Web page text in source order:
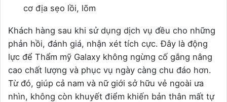
cơ địa sẹo lồi, lõm
Khách hàng sau khi sử dụng dịch vụ đều cho những
phản hồi, đánh giá, nhận xét tích cực.Đây là động
lực để Thẩm mỹ Galaxy không ngừng cố gắng nâng
cao chất lượng và phục vụ ngày càng chu đáo hơn.
Từ đó, giúp cả nam và nữ giới sở hữu vẻ ngoài ưa
nhìn, không còn khuyết điểm khiến bản thân mất tự